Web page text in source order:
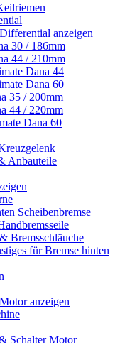
anzeigen
30 / 186mm
44 / 210mm
Dana 44
Dana 60
35 / 200mm
44 / 220mm
Dana 60
Anbauteile
Scheibenbremse
Bremsschläuche
für Bremse hinten
anzeigen
Schalter Motor